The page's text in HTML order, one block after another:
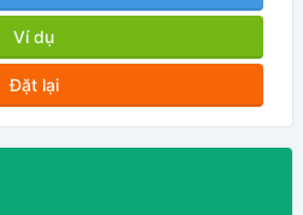
Ví dụ
Đặt lại